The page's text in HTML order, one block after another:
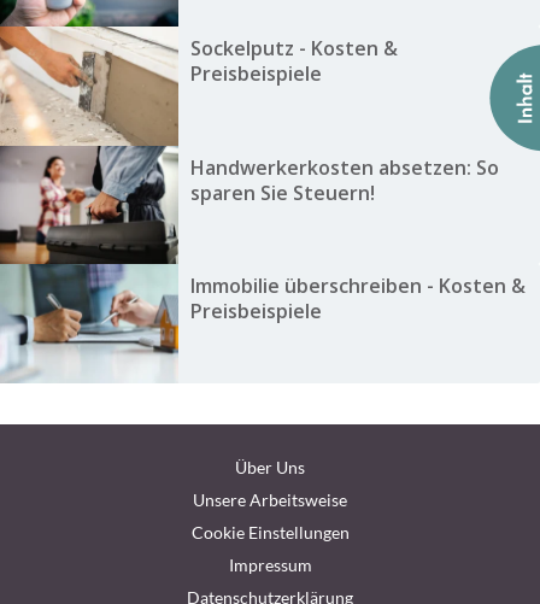
Sockelputz - Kosten &
Preisbeispiele
Handwerkerkosten absetzen: So
sparen Sie Steuern!
Immobilie überschreiben - Kosten &
Preisbeispiele
Über Uns
Unsere Arbeitsweise
Cookie Einstellungen
Impressum
Datenschutzerklärung